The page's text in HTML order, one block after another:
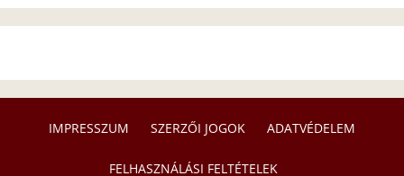
IMPRESSZUM SZERZŐI JOGOK ADATVÉDELEM
FELHASZNÁLÁSI FELTÉTELEK